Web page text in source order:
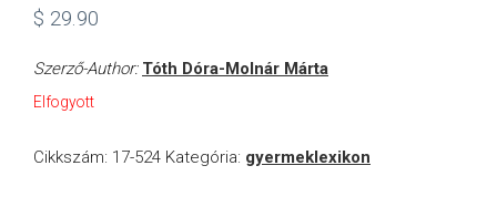
$ 29.90
Szerző-Author: Tóth Dóra-Molnár Márta
Elfogyott
Cikkszám: 17-524 Kategória: gyermeklexikon